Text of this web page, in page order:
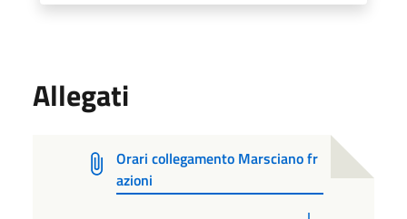
Allegati
Orari collegamento Marsciano fr
azioni